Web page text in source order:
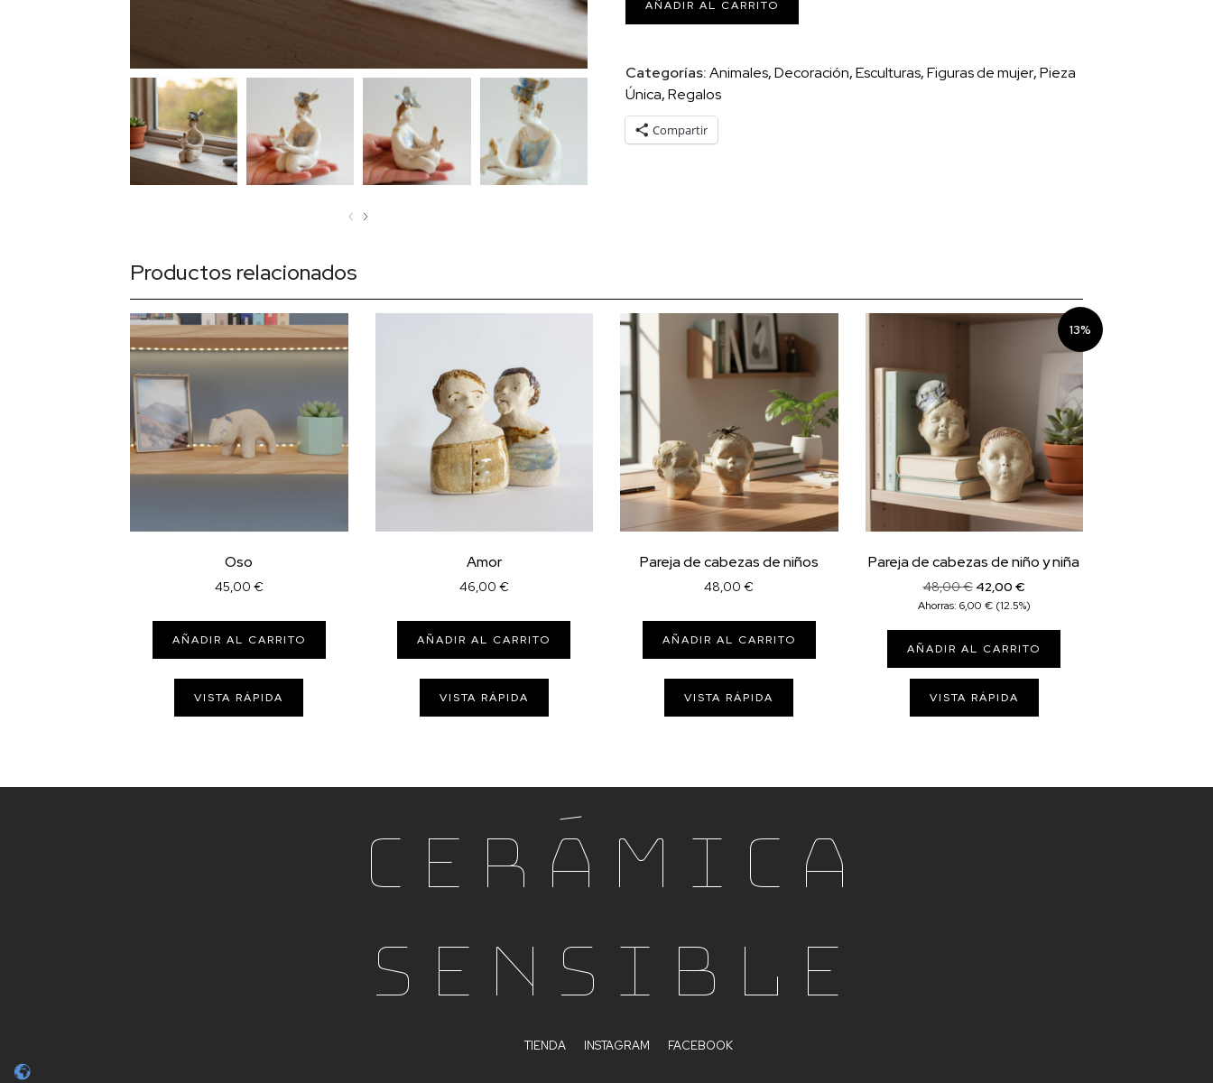
‹ ›
con
perro
cantidad
AÑADIR AL CARRITO
Categorías:Animales,Decoración,Esculturas,Figuras de mujer,Pieza
Única,Regalos
Compartir
Productos relacionados
Oso
45,00 €
AÑADIR AL CARRITO
VISTA RÁPIDA
Amor
46,00 €
AÑADIR AL CARRITO
VISTA RÁPIDA
Pareja de cabezas de niños
48,00€
AÑADIR AL CARRITO
VISTA RÁPIDA
13%
Pareja de cabezas de niño y niña
48,00€ El
precio
48,00 €.
42,00 €El
precio
42,00 €.
Ahorras: 6,00 € (12.5%)
AÑADIR AL CARRITO
VISTA RÁPIDA
Cerámica
Sensible
TIENDA INSTAGRAM FACEBOOK